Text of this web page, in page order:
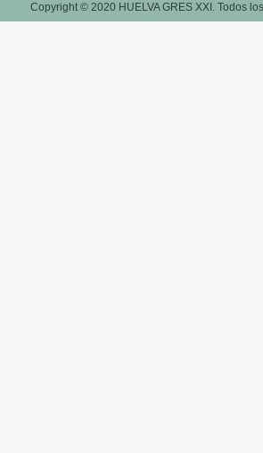
Copyright © 2020 HUELVA GRES XXI. Todos